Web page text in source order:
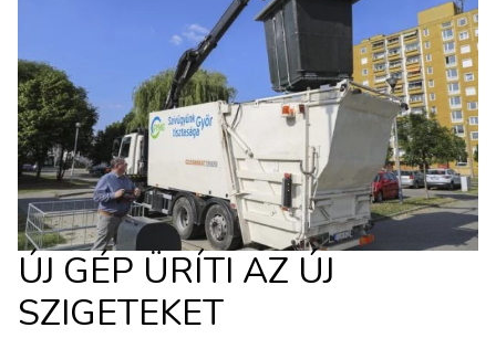
ÚJ GÉP ÜRÍTI AZ ÚJ
SZIGETEKET